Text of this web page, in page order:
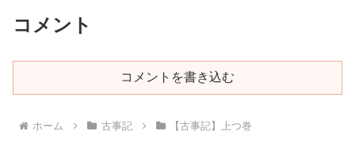
コメント
コメントを書き込む
ホーム 古事記 【古事記】上つ巻